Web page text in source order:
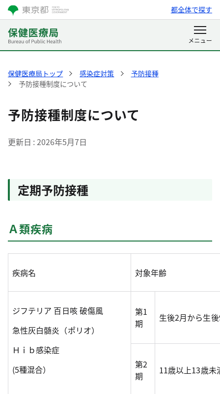
都全体で探す
保健医療局トップ 感染症対策
予防接種
予防接種制度について
予防接種制度について
更新日 2026年5月7日
定期予防接種
Ａ類疾病
疾病名 対象年齢
ジフテリア 百日咳 破傷風
急性灰白髄炎（ポリオ）
Ｈｉｂ感染症
(5種混合）
第1
期
生後2月から生
第2
期
11歳以上13歳未